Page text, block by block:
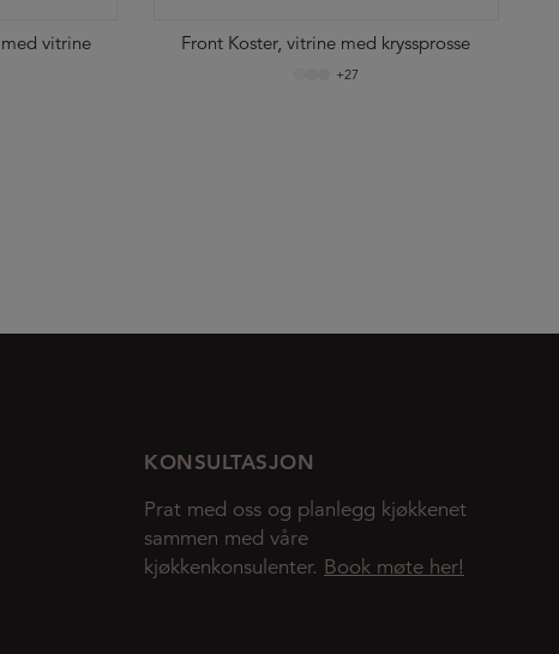
vitrine Front Koster, vitrine med kryssprosse
+27
KONSULTASJON
Prat med oss og planlegg kjøkkenet
sammen med våre
kjøkkenkonsulenter. Book møte her!